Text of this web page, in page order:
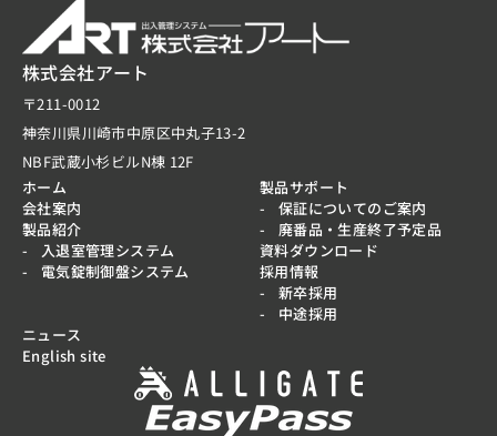
株式会社アート
〒211-0012
神奈川県川崎市中原区中丸子13-2
NBF武蔵小杉ビルN棟 12F
ホーム
会社案内
製品紹介
入退室管理システム
電気錠制御盤システム
製品サポート
保証についてのご案内
廃番品・生産終了予定品
資料ダウンロード
採用情報
新卒採用
中途採用
ニュース
English site